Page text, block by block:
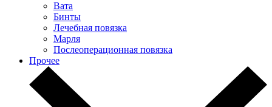
Вата
Бинты
Лечебная повязка
Марля
Послеоперационная повязка
Прочее